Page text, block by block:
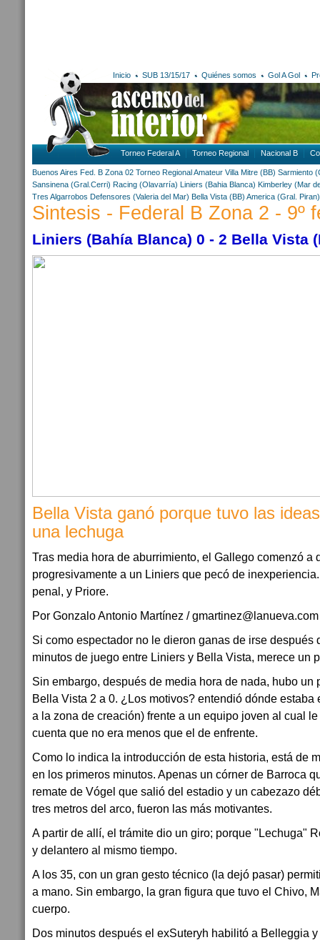
Inicio SUB 13/15/17 Quiénes somos Gol A Gol
Torneo Federal A Torneo Regional Nacional B
Buenos Aires Fed. B Zona 02 Torneo Regional Amateur Villa Mitre (BB) Sarmiento
Sansinena (Gral.Cerri) Racing (Olavarría) Liniers (Bahia Blanca) Kimberley (Mar
Tres Algarrobos Defensores (Valeria del Mar) Bella Vista (BB) America (Gral. Piran)
Sintesis - Federal B Zona 2 - 9º
Liniers (Bahía Blanca) 0 - 2 Bella Vista
Bella Vista ganó porque tuvo las
una lechuga
Tras media hora de aburrimiento, el Gallego comenzó a
progresivamente a un Liniers que pecó de
penal, y Priore.
Por Gonzalo Antonio Martínez / gmartinez@lanueva.com
Si como espectador no le dieron ganas de irse después
minutos de juego entre Liniers y Bella Vista, merece un
Sin embargo, después de media hora de nada, hubo un
Bella Vista 2 a 0. ¿Los motivos? entendió dónde estaba
a la zona de creación) frente a un equipo joven al cual
cuenta que no era menos que el de enfrente.
Como lo indica la introducción de esta historia, está de
en los primeros minutos. Apenas un córner de Barroca
remate de Vógel que salió del estadio y un cabezazo
tres metros del arco, fueron las más motivantes.
A partir de allí, el trámite dio un giro; porque "Lechuga"
y delantero al mismo tiempo.
A los 35, con un gran gesto técnico (la dejó pasar)
a mano. Sin embargo, la gran figura que tuvo el Chivo,
cuerpo.
Dos minutos después el exSuteryh habilitó a Belleggia